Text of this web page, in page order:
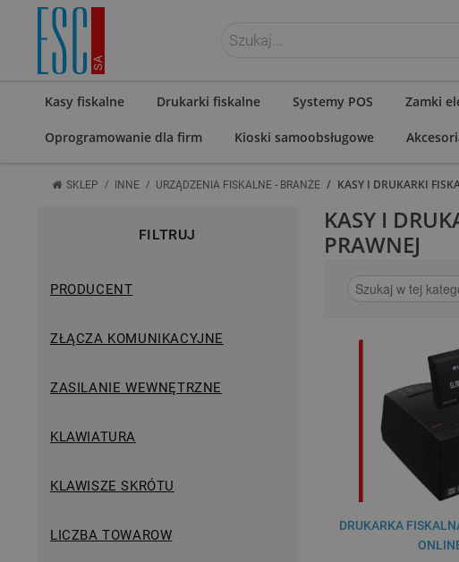
ZALOGUJ SIĘ
Kasy fiskalne Drukarki fiskalne Systemy POS Zamki
Oprogramowanie dla firm Kioski samoobsługowe
SKLEP / INNE / URZĄDZENIA FISKALNE - BRANŻE / KASY I DRUKARKI
FILTRUJ
PRODUCENT
ZŁĄCZA KOMUNIKACYJNE
ZASILANIE WEWNĘTRZNE
KLAWIATURA
KLAWISZE SKRÓTU
LICZBA TOWAROW
KASY I
PRAWNEJ
DRUKARKA